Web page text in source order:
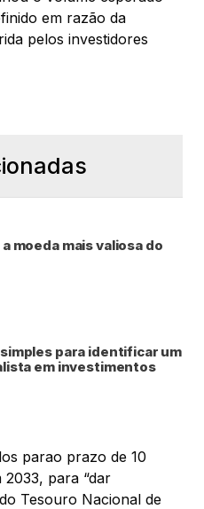
em razão da
pelos investidores
moeda mais valiosa do
para identificar um
em investimentos
parao prazo de 10
para “dar
Tesouro Nacional de